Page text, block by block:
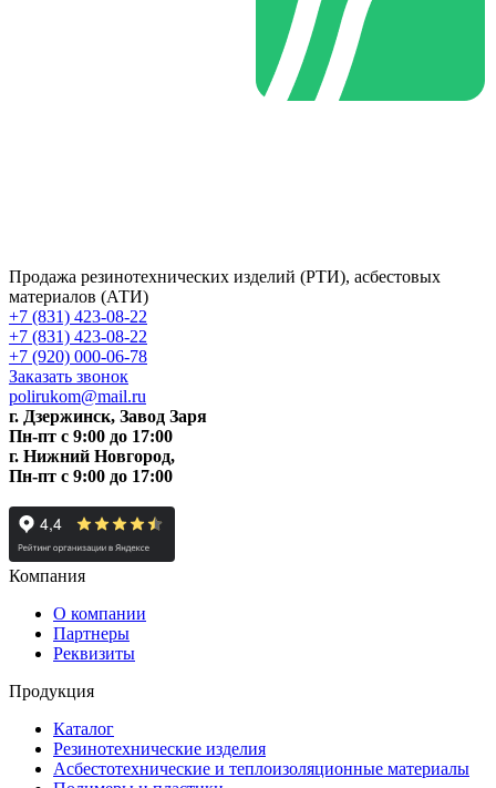
Продажа резинотехнических изделий (РТИ), асбестовых
материалов (АТИ)
+7 (831) 423-08-22
+7 (831) 423-08-22
+7 (920) 000-06-78
Заказать звонок
polirukom@mail.ru
г. Дзержинск, Завод Заря
Пн-пт c 9:00 до 17:00
г. Нижний Новгород,
Пн-пт c 9:00 до 17:00
Компания
О компании
Партнеры
Реквизиты
Продукция
Каталог
Резинотехнические изделия
Асбестотехнические и теплоизоляционные материалы